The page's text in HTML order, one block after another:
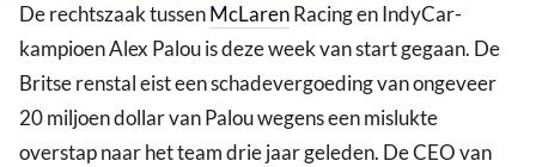
De rechtszaak tussenMcLarenRacing en IndyCar-
kampioen Alex Palou is deze week van start gegaan. De
Britse renstal eist een schadevergoeding van ongeveer
20 miljoen dollar van Palou wegens een mislukte
overstap naar het team drie jaar geleden. De CEO van